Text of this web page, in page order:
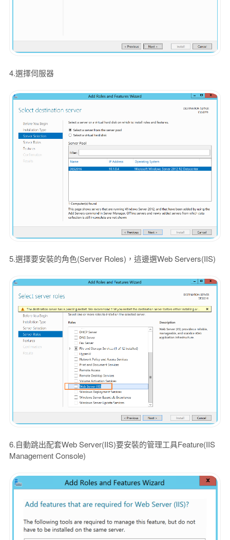
4.選擇伺服器
5.選擇要安裝的角色(Server Roles)，這邊選Web Servers(IIS)
6.自動跳出配套Web Server(IIS)要安裝的管理工具Feature(IIS
Management Console)